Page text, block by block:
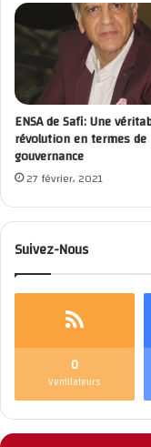
ENSA de Safi: Une
révolution en termes
gouvernance
27 février، 2021
Suivez-Nous
0
Ventilateurs